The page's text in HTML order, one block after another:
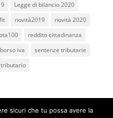
Legge di bilancio 2020
novità2019
novità 2020
reddito cittadinanza
iva
sentenze tributarie
tributario
sicuri che tu possa avere la